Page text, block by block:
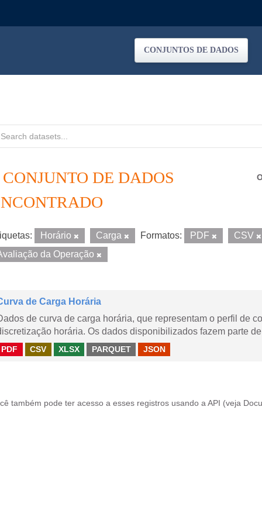
CONJUNTOS DE DADOS
CONJUNTO DE DADOS
Horário Carga Formatos: PDF
CSV
da Operação
de Carga Horária
de curva de carga horária, que representam o perfil de
horária. Os dados disponibilizados fazem parte
PDF CSV XLSX PARQUET JSON
também pode ter acesso a esses registros usando a API (veja